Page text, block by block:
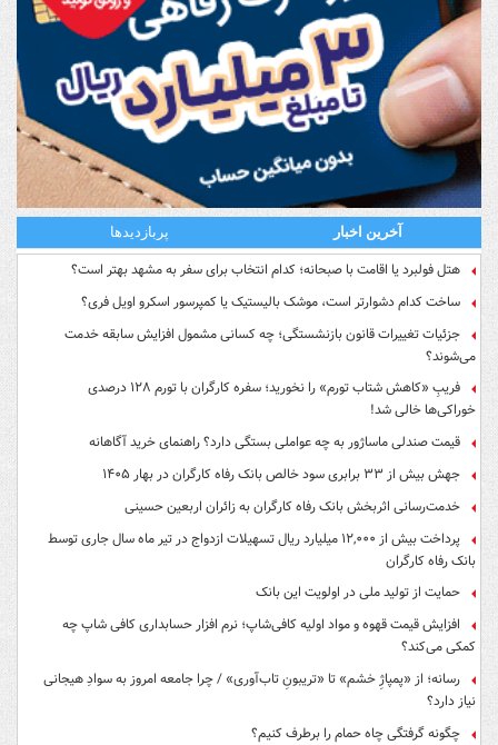
آخرین اخبار پربازدیدها
هتل فولبرد یا اقامت با صبحانه؛ کدام انتخاب برای سفر به مشهد بهتر است؟
ساخت کدام دشوارتر است، موشک بالیستیک یا کمپرسور اسکرو اویل فری؟
جزئیات تغییرات قانون بازنشستگی؛ چه کسانی مشمول افزایش سابقه خدمت
می‌شوند؟
فریبِ «کاهش شتاب تورم» را نخورید؛ سفره کارگران با تورم ۱۲۸ درصدی
خوراکی‌ها خالی شد!
قیمت صندلی ماساژور به چه عواملی بستگی دارد؟ راهنمای خرید آگاهانه
جهش بیش از ۳۳ برابری سود خالص بانک رفاه کارگران در بهار ۱۴۰۵
خدمت‌رسانی اثربخش بانک رفاه کارگران به زائران اربعین حسینی
پرداخت بیش از ۱۲,۰۰۰ میلیارد ریال تسهیلات ازدواج در تیر ماه سال جاری توسط
بانک رفاه کارگران
حمایت از تولید ملی در اولویت این بانک
افزایش قیمت قهوه و مواد اولیه کافی‌شاپ؛ نرم افزار حسابداری کافی شاپ چه
کمکی می‌کند؟
رسانه؛ از «پمپاژِ خشم» تا «تریبونِ تاب‌آوری» / چرا جامعه امروز به سوادِ هیجانی
نیاز دارد؟
چگونه گرفتگی چاه حمام را برطرف کنیم؟